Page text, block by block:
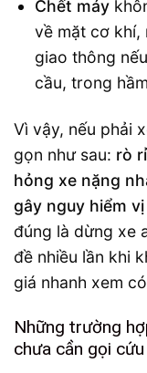
Chết máy
về mặt cơ khí,
giao thông
cầu, trong
Vì vậy, nếu phải
gọn như sau: rò
hỏng xe nặng
gây nguy hiểm
đúng là dừng xe
đề nhiều lần khi
giá nhanh xem
Những trường
chưa cần gọi